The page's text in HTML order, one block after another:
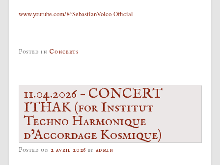
www.youtube.com/@SebastianVolco-Official
Posted in Concerts
11.04.2026 – CONCERT
ITHAK (for Institut
Techno Harmonique
d’Accordage Kosmique)
Posted on 2 avril 2026 by admin